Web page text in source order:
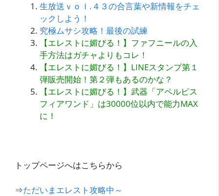
生放送ｖｏｌ.４３の合言葉や新情報をチェ
ックしよう！
究極ムサシ攻略！最後の試練
【エレストに媚びる！】ファフニールの入
手方法はガチャよりもコレ！
【エレストに媚びる！】LINEスタンプ第１
弾販売開始！第２弾もあるのかな？
【エレストに媚びる！】武器「アペルピス
フィアワンド」は30000位以内で能力MAX
に！
トップページへはこちらから
⇒ただいまエレスト攻略中～